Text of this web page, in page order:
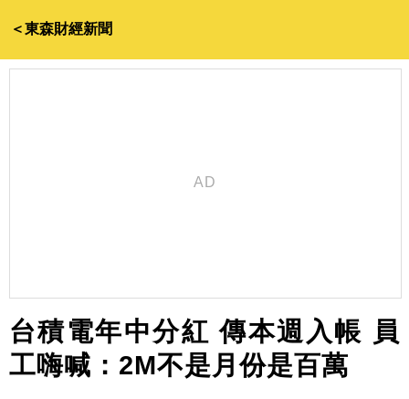
＜東森財經新聞
台積電年中分紅 傳本週入帳 員
工嗨喊：2M不是月份是百萬